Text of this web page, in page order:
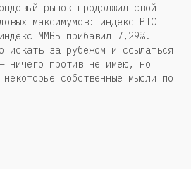
рынок продолжил свой
максимумов: индекс РТС
ММВБ прибавил 7,29%.
искать за рубежом и ссылаться
ничего против не имею, но
собственные мысли по